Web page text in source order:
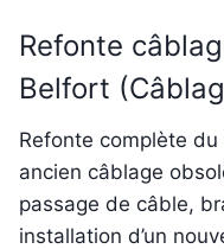
Refonte
Belfort
Refonte complète
ancien câblage
passage de câble,
installation d’un